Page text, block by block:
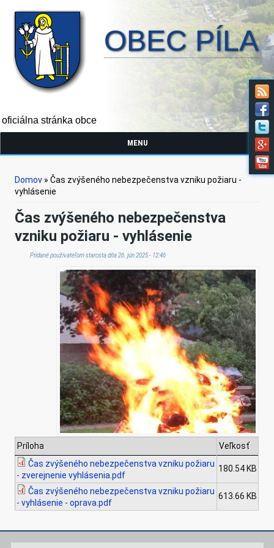
OBEC PÍLA
oficiálna stránka obce
MENU
Nachádzate sa tu
Domov » Čas zvýšeného nebezpečenstva vzniku požiaru -
vyhlásenie
Čas zvýšeného nebezpečenstva
vzniku požiaru - vyhlásenie
Pridané používateľomstarostadňa 26. jún 2025 - 12:46
Príloha
Veľkosť
Čas zvýšeného nebezpečenstva vzniku požiaru
- zverejnenie vyhlásenia.pdf
180.54 KB
Čas zvýšeného nebezpečenstva vzniku požiaru
- vyhlásenie - oprava.pdf
613.66 KB